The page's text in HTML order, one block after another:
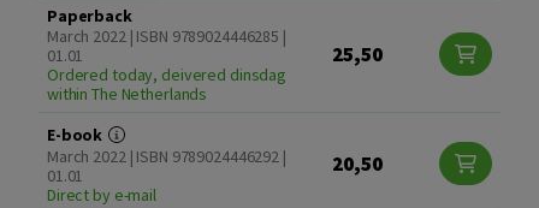
Paperback
March 2022 | ISBN 9789024446285 |
01.01
Ordered today, deivered dinsdag
within The Netherlands
25,50
E-book
March 2022 | ISBN 9789024446292 |
01.01
Direct by e-mail
20,50